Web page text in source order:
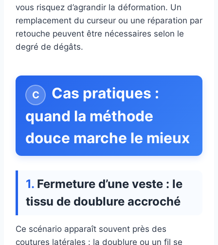
vous risquez d’agrandir la déformation. Un
remplacement du curseur ou une réparation par
retouche peuvent être nécessaires selon le
degré de dégâts.
Cas pratiques :
quand la méthode
douce marche le mieux
Fermeture d’une veste : le
tissu de doublure accroché
Ce scénario apparaît souvent près des
coutures latérales : la doublure ou un fil se